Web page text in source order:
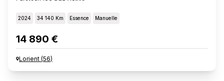
2024 34 140 Km Essence Manuelle
14 890 €
Lorient (56)